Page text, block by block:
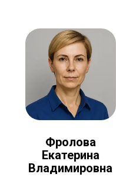
Фролова
Екатерина
Владимировна